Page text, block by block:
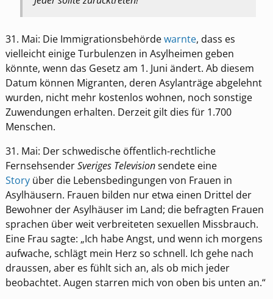
31. Mai: Die Immigrationsbehördewarnte, dass es
vielleicht einige Turbulenzen in Asylheimen geben
könnte, wenn das Gesetz am 1. Juni ändert. Ab diesem
Datum können Migranten, deren Asylanträge abgelehnt
wurden, nicht mehr kostenlos wohnen, noch sonstige
Zuwendungen erhalten. Derzeit gilt dies für 1.700
Menschen.
31. Mai: Der schwedische öffentlich-rechtliche
FernsehsenderSveriges Televisionsendete eine
Storyüber die Lebensbedingungen von Frauen in
Asylhäusern. Frauen bilden nur etwa einen Drittel der
Bewohner der Asylhäuser im Land; die befragten Frauen
sprachen über weit verbreiteten sexuellen Missbrauch.
Eine Frau sagte: „Ich habe Angst, und wenn ich morgens
aufwache, schlägt mein Herz so schnell. Ich gehe nach
draussen, aber es fühlt sich an, als ob mich jeder
beobachtet. Augen starren mich von oben bis unten an.“